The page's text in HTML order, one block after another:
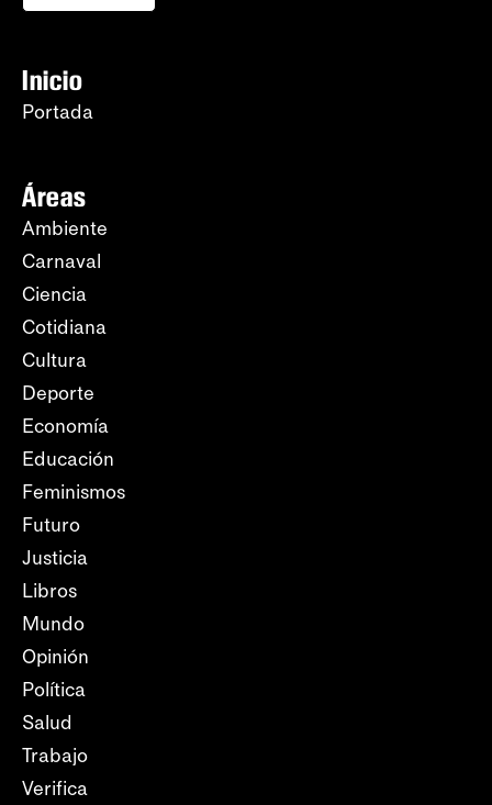
Inicio
Portada
Áreas
Ambiente
Carnaval
Ciencia
Cotidiana
Cultura
Deporte
Economía
Educación
Feminismos
Futuro
Justicia
Libros
Mundo
Opinión
Política
Salud
Trabajo
Verifica